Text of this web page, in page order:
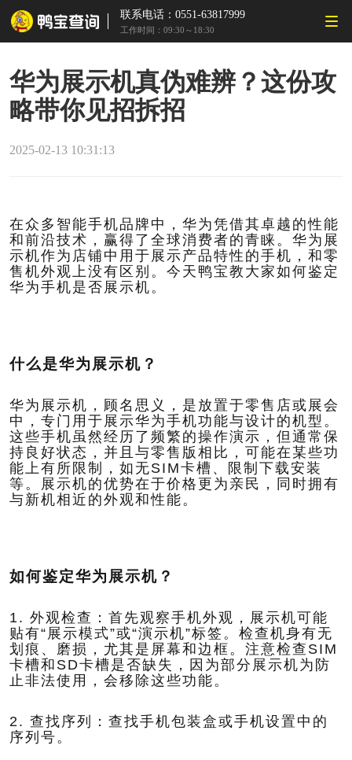
联系电话：0551-63817999
工作时间：09:30～18:30
华为展示机真伪难辨？这份攻
略带你见招拆招
2025-02-13 10:31:13
在众多智能手机品牌中，华为凭借其卓越的性能
和前沿技术，赢得了全球消费者的青睐。华为展
示机作为店铺中用于展示产品特性的手机，和零
售机外观上没有区别。今天鸭宝教大家如何鉴定
华为手机是否展示机。
什么是华为展示机？
华为展示机，顾名思义，是放置于零售店或展会
中，专门用于展示华为手机功能与设计的机型。
这些手机虽然经历了频繁的操作演示，但通常保
持良好状态，并且与零售版相比，可能在某些功
能上有所限制，如无SIM卡槽、限制下载安装
等。展示机的优势在于价格更为亲民，同时拥有
与新机相近的外观和性能。
如何鉴定华为展示机？
1. 外观检查：首先观察手机外观，展示机可能
贴有“展示模式”或“演示机”标签。检查机身有无
划痕、磨损，尤其是屏幕和边框。注意检查SIM
卡槽和SD卡槽是否缺失，因为部分展示机为防
止非法使用，会移除这些功能。
2. 查找序列：查找手机包装盒或手机设置中的
序列号。